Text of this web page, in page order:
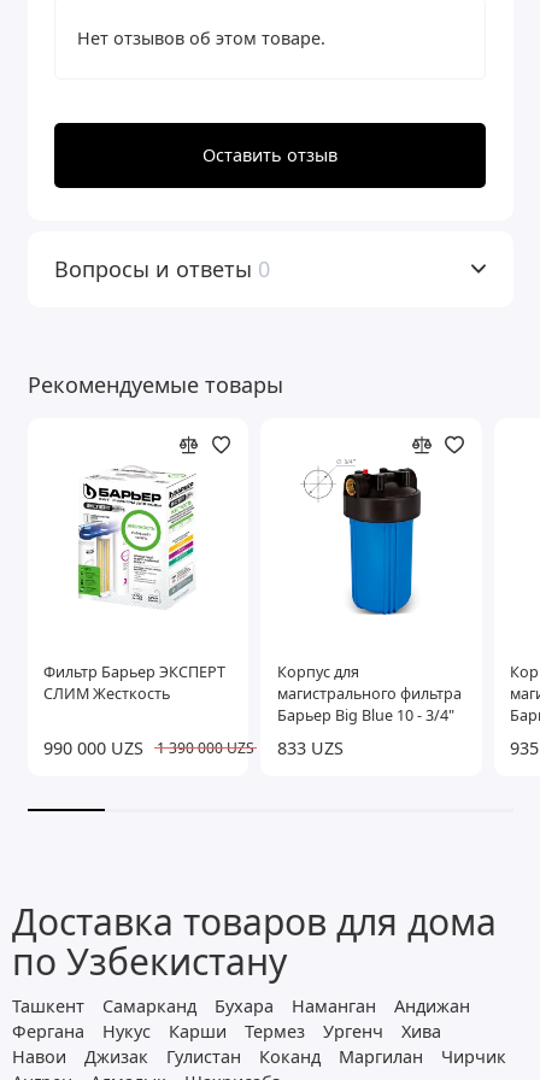
Нет отзывов об этом товаре.
Оставить отзыв
Вопросы и ответы 0
Рекомендуемые товары
Фильтр Барьер ЭКСПЕРТ
СЛИМ Жесткость
990 000 UZS 1 390 000 UZS
Корпус для
магистрального фильтра
Барьер Big Blue 10 - 3/4"
833 UZS
Доставка товаров для дома
по Узбекистану
Ташкент Самарканд Бухара Наманган
Андижан
Фергана
Нукус Карши Термез Ургенч
Хива
Навои
Джизак Гулистан Коканд Маргилан
Чирчик